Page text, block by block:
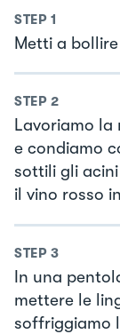
STEP 1
Metti a
STEP 2
Lavoriamo
e condiamo
sottili gli
il vino rosso
STEP 3
In una
mettere le
soffriggiamo